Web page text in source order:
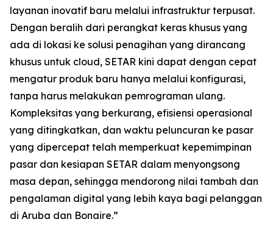
layanan inovatif baru melalui infrastruktur terpusat.
Dengan beralih dari perangkat keras khusus yang
ada di lokasi ke solusi penagihan yang dirancang
khusus untuk cloud, SETAR kini dapat dengan cepat
mengatur produk baru hanya melalui konfigurasi,
tanpa harus melakukan pemrograman ulang.
Kompleksitas yang berkurang, efisiensi operasional
yang ditingkatkan, dan waktu peluncuran ke pasar
yang dipercepat telah memperkuat kepemimpinan
pasar dan kesiapan SETAR dalam menyongsong
masa depan, sehingga mendorong nilai tambah dan
pengalaman digital yang lebih kaya bagi pelanggan
di Aruba dan Bonaire.”